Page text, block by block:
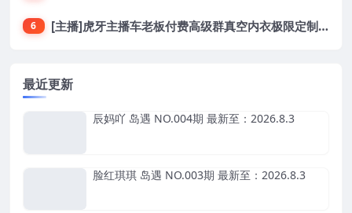
6 [主播]虎牙主播车老板付费高级群真空内衣极限定制8分19
最近更新
辰妈吖 岛遇 NO.004期 最新至：2026.8.3
脸红琪琪 岛遇 NO.003期 最新至：2026.8.3